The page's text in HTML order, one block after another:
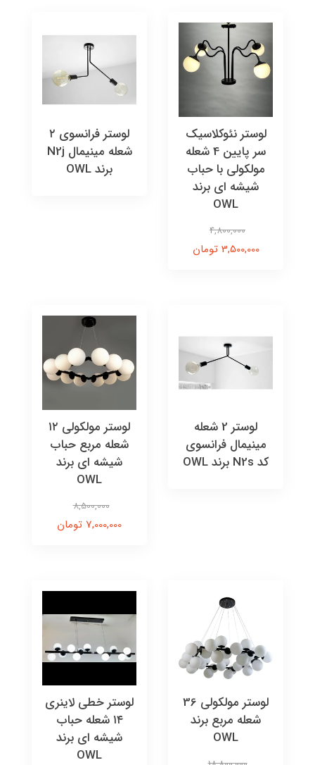
لوستر نئوکلاسیک
سر پایین 4 شعله
مولکولی با حباب
شیشه ای برند
OWL
4,800,000
3,500,000 تومان
لوستر فرانسوی ۲
شعله مینیمال N2j
برند OWL
لوستر 2 شعله
مینیمال فرانسوی
کد N2s برند OWL
لوستر مولکولی ۱۲
شعله مربع حباب
شیشه ای برند
OWL
8,500,000
7,000,000 تومان
لوستر مولکولی 36
شعله مربع برند
OWL
لوستر خطی لاینری
۱۴ شعله حباب
شیشه ای برند
OWL